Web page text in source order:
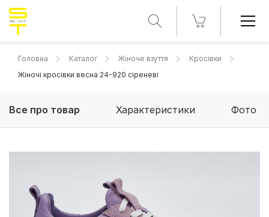
Головна Каталог Жіноче взуття
Кросівки
Жіночі кросівки весна 24-920 сіреневі
Все про товар Характеристики Фото